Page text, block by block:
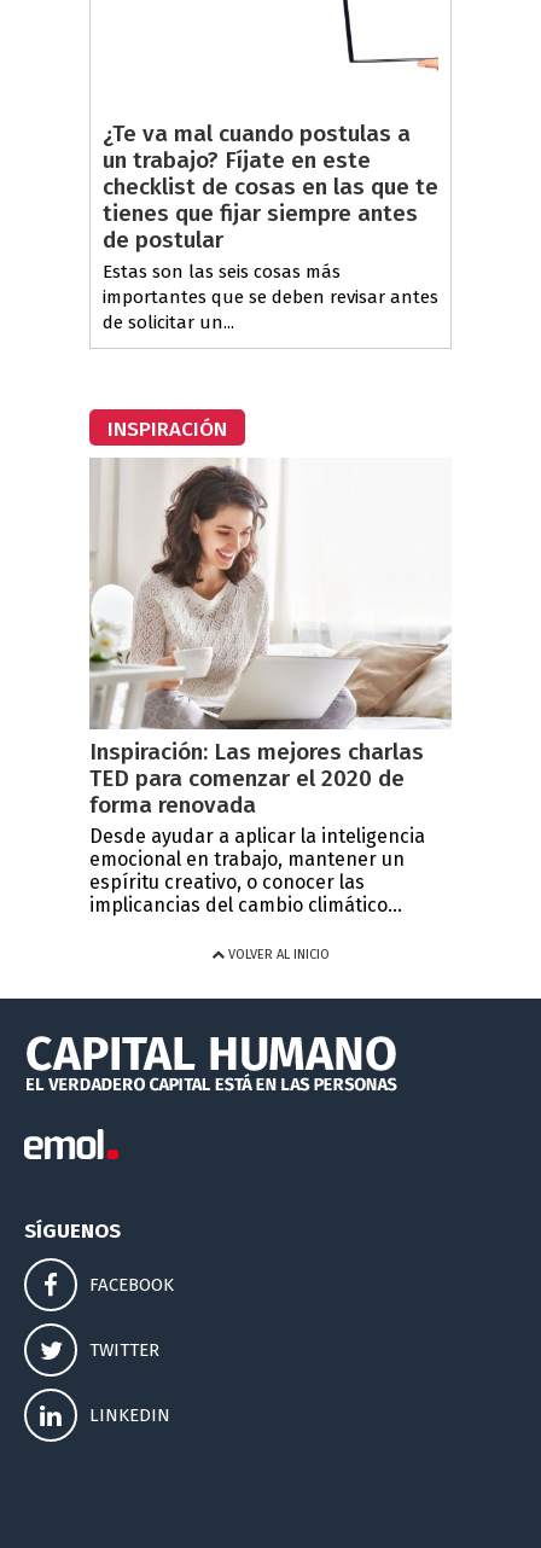
¿Te va mal cuando postulas a
un trabajo? Fíjate en este
checklist de cosas en las que te
tienes que fijar siempre antes
de postular
Estas son las seis cosas más
importantes que se deben revisar antes
de solicitar un...
INSPIRACIÓN
Inspiración: Las mejores charlas
TED para comenzar el 2020 de
forma renovada
Desde ayudar a aplicar la inteligencia
emocional en trabajo, mantener un
espíritu creativo, o conocer las
implicancias del cambio climático...
VOLVER AL INICIO
SÍGUENOS
FACEBOOK
TWITTER
LINKEDIN